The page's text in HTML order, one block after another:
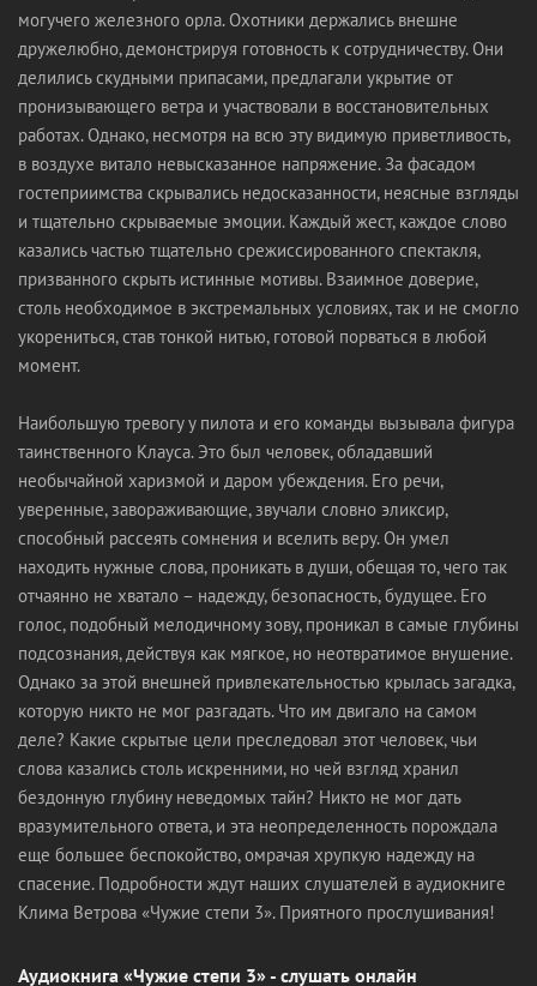
могучего железного орла. Охотники держались внешне
дружелюбно, демонстрируя готовность к сотрудничеству. Они
делились скудными припасами, предлагали укрытие от
пронизывающего ветра и участвовали в восстановительных
работах. Однако, несмотря на всю эту видимую приветливость,
в воздухе витало невысказанное напряжение. За фасадом
гостеприимства скрывались недосказанности, неясные взгляды
и тщательно скрываемые эмоции. Каждый жест, каждое слово
казались частью тщательно срежиссированного спектакля,
призванного скрыть истинные мотивы. Взаимное доверие,
столь необходимое в экстремальных условиях, так и не смогло
укорениться, став тонкой нитью, готовой порваться в любой
момент.
Наибольшую тревогу у пилота и его команды вызывала фигура
таинственного Клауса. Это был человек, обладавший
необычайной харизмой и даром убеждения. Его речи,
уверенные, завораживающие, звучали словно эликсир,
способный рассеять сомнения и вселить веру. Он умел
находить нужные слова, проникать в души, обещая то, чего так
отчаянно не хватало – надежду, безопасность, будущее. Его
голос, подобный мелодичному зову, проникал в самые глубины
подсознания, действуя как мягкое, но неотвратимое внушение.
Однако за этой внешней привлекательностью крылась загадка,
которую никто не мог разгадать. Что им двигало на самом
деле? Какие скрытые цели преследовал этот человек, чьи
слова казались столь искренними, но чей взгляд хранил
бездонную глубину неведомых тайн? Никто не мог дать
вразумительного ответа, и эта неопределенность порождала
еще большее беспокойство, омрачая хрупкую надежду на
спасение. Подробности ждут наших слушателей в аудиокниге
Клима Ветрова «Чужие степи 3». Приятного прослушивания!
Аудиокнига «Чужие степи 3» - слушать онлайн